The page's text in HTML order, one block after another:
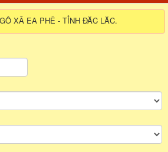
XÃ EA PHÊ - TỈNH ĐĂC LĂC.